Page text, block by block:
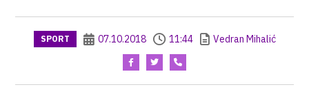
SPORT 07.10.2018 11:44 Vedran Mihalić